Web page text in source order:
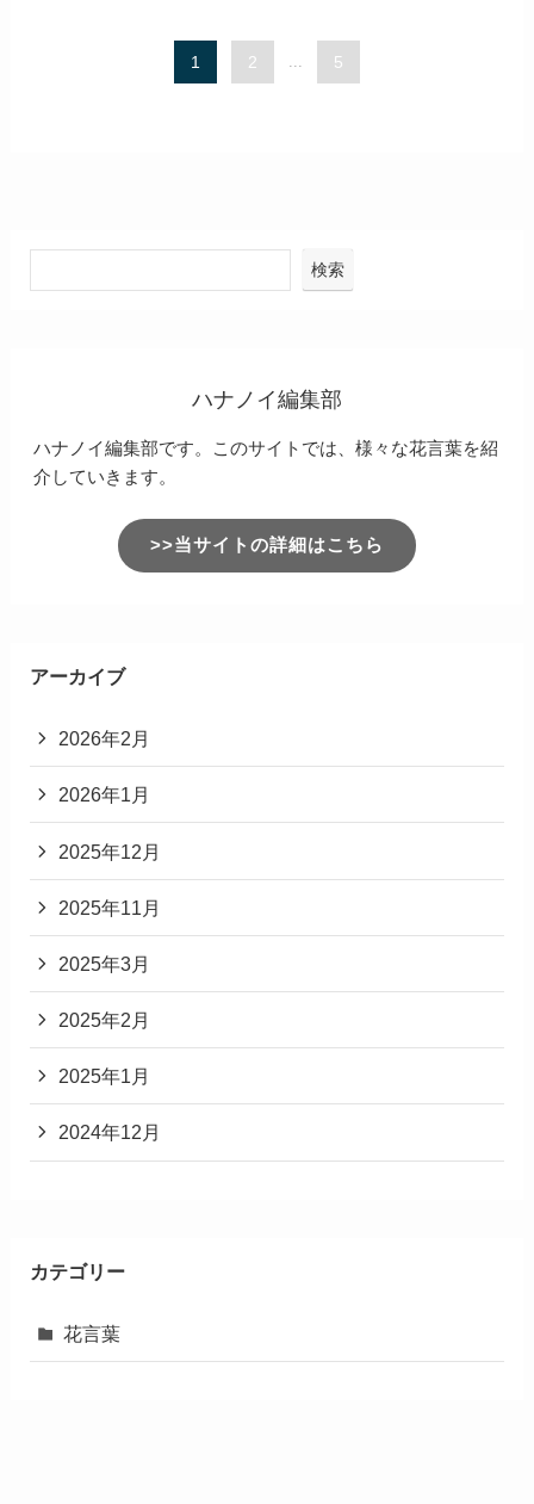
1 2 5
検索
ハナノイ編集部
ハナノイ編集部です。このサイトでは、様々な花言葉を紹
介していきます。
>>当サイトの詳細はこちら
アーカイブ
2026年2月
2026年1月
2025年12月
2025年11月
2025年3月
2025年2月
2025年1月
2024年12月
カテゴリー
花言葉